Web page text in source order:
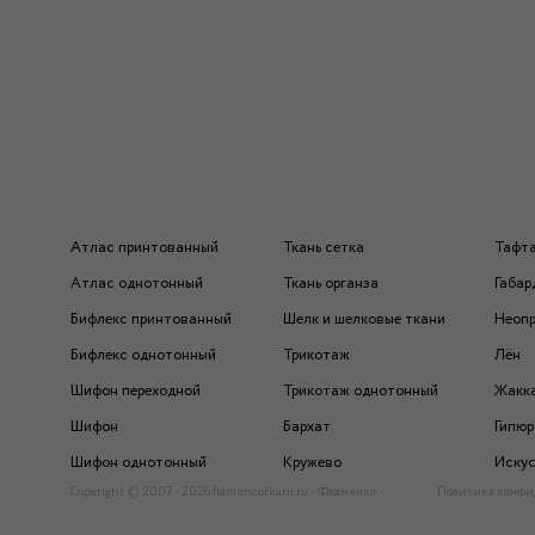
Атлас принтованный
Атлас однотонный
Бифлекс принтованный
Бифлекс однотонный
Шифон переходной
Шифон
Шифон однотонный
Ткань сетка
Ткань органза
Шелк и шелковые ткани
Трикотаж
Трикотаж однотонный
Бархат
Кружево
Тафта
Лён
Гипюр
Copyright © 2007 - 2026 flamencotkani.ru - Фламенко Политика